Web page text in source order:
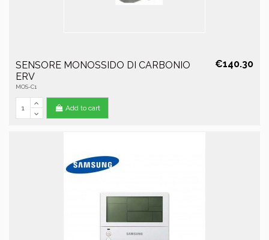
SENSORE MONOSSIDO DI CARBONIO
ERV
MOS-C1
€140.30
Add to cart